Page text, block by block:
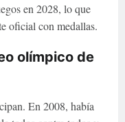
en 2028, lo que
oficial con medallas.
olímpico de
En 2008, había